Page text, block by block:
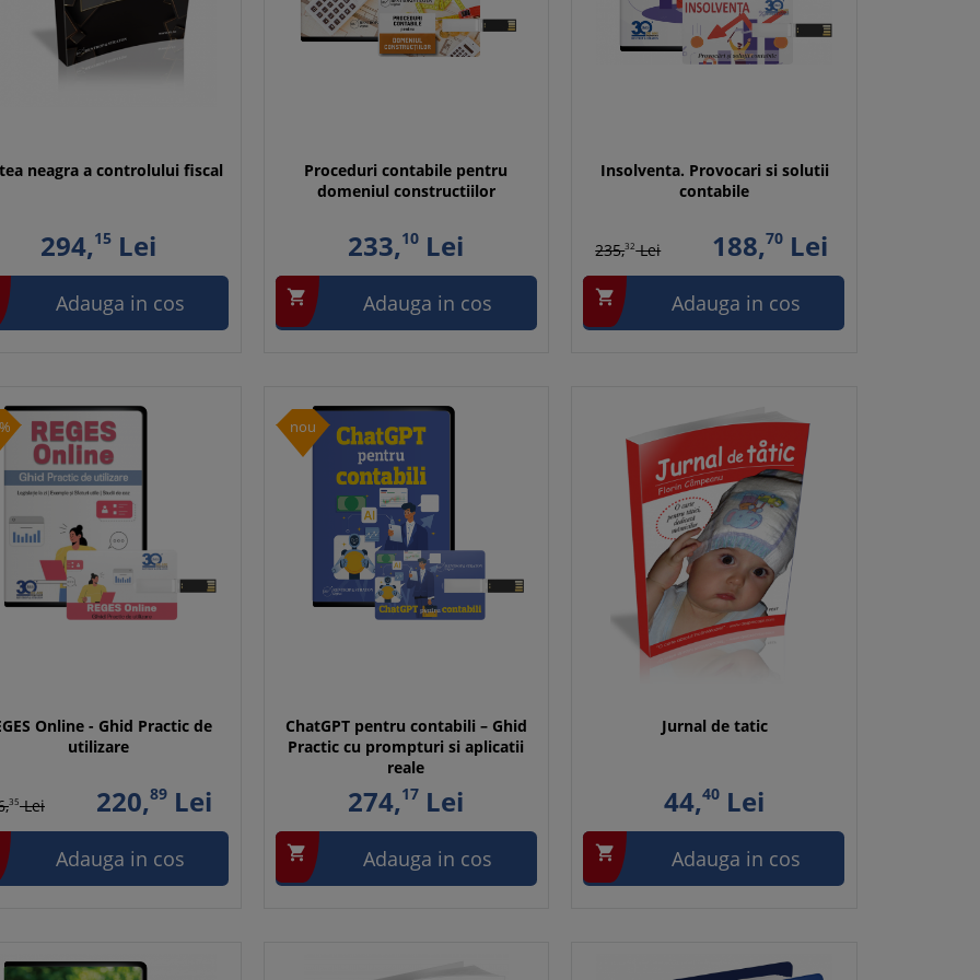
neagra a controlului fiscal
294,15Lei
Adauga in cos
Proceduri contabile pentru
domeniul constructiilor
233,10 Lei
 Adauga in cos
Insolventa. Provocari si solutii
contabile
235,32Lei 188,70Lei
 Adauga in cos
Online - Ghid Practic de
utilizare
35Lei 220,89Lei
Adauga in cos
nou
ChatGPT pentru contabili – Ghid
Practic cu prompturi si aplicatii
reale
274,17 Lei
 Adauga in cos
Jurnal de tatic
44,40Lei
 Adauga in cos